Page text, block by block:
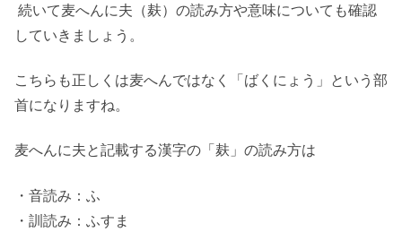
続いて麦へんに夫（麸）の読み方や意味についても確認
していきましょう。
こちらも正しくは麦へんではなく「ばくにょう」という部
首になりますね。
麦へんに夫と記載する漢字の「麸」の読み方は
・音読み：ふ
・訓読み：ふすま